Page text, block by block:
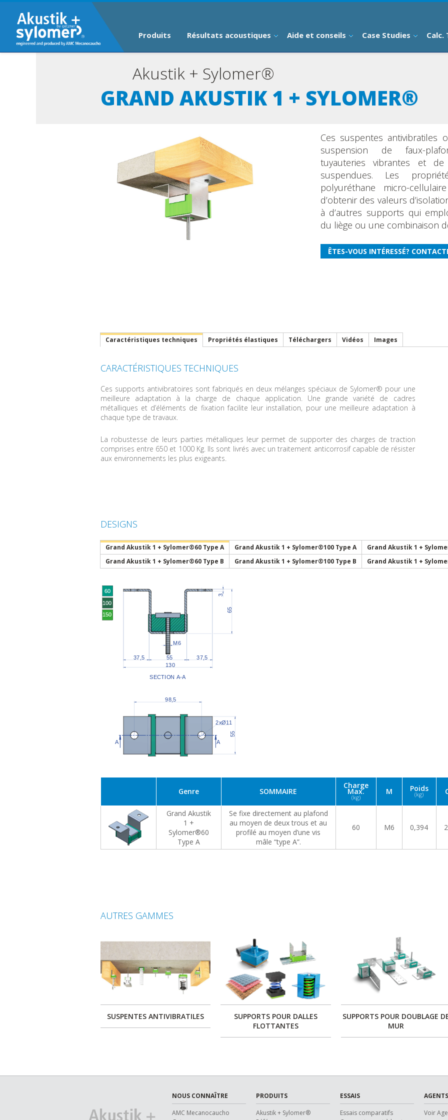
Produits Résultats acoustiques Aide et conseils Case Studies Calc.
Akustik + Sylomer®
GRAND AKUSTIK 1 + SYLOMER®
Ces suspentes
suspension de faux-
tuyauteries vibrantes et
suspendues. Les
polyuréthane micro-
d’obtenir des valeurs
à d’autres supports qui
du liège ou une combinaison
Caractéristiques techniques Propriétés élastiques Téléchargers Vidéos Images
CARACTÉRISTIQUES TECHNIQUES
Ces supports antivibratoires sont fabriqués en deux mélanges spéciaux de Sylomer® pour une
meilleure adaptation à la charge de chaque application. Une grande variété de cadres
métalliques et d’éléments de fixation facilite leur installation, pour une meilleure adaptation à
chaque type de travaux.
La robustesse de leurs parties métalliques leur permet de supporter des charges de traction
comprises entre 650 et 1000 Kg. Ils sont livrés avec un traitement anticorrosif capable de résister
aux environnements les plus exigeants.
DESIGNS
Grand Akustik 1 + Sylomer®60 Type A Grand Akustik 1 + Sylomer®100 Type A
Grand Akustik 1 +
Grand Akustik 1 + Sylomer®60 Type B
Grand Akustik 1 + Sylomer®100 Type B Grand Akustik 1 +
Genre SOMMAIRE
Charge
Max.
(kg)
M Poids
(kg)
Grand Akustik
1 +
Sylomer®60
Type A
Se fixe directement au plafond
au moyen de deux trous et au
profilé au moyen d’une vis
mâle “type A”.
60 M6 0,394
AUTRES GAMMES
SUSPENTES ANTIVIBRATILES
SUPPORTS POUR DALLES
FLOTTANTES
SUPPORTS POUR DOUBLAGE
MUR
NOUS CONNAÎTRE
AMC Mecanocaucho
PRODUITS
Akustik + Sylomer®
ESSAIS
Essais comparatifs
Voir